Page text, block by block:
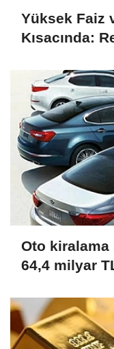
Yüksek Faiz
Kısacında:
Oto kiralama
64,4 milyar